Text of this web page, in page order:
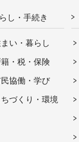
し・手続き
い・暮らし
籍・税・保険
協働・学び
ちづくり・環境